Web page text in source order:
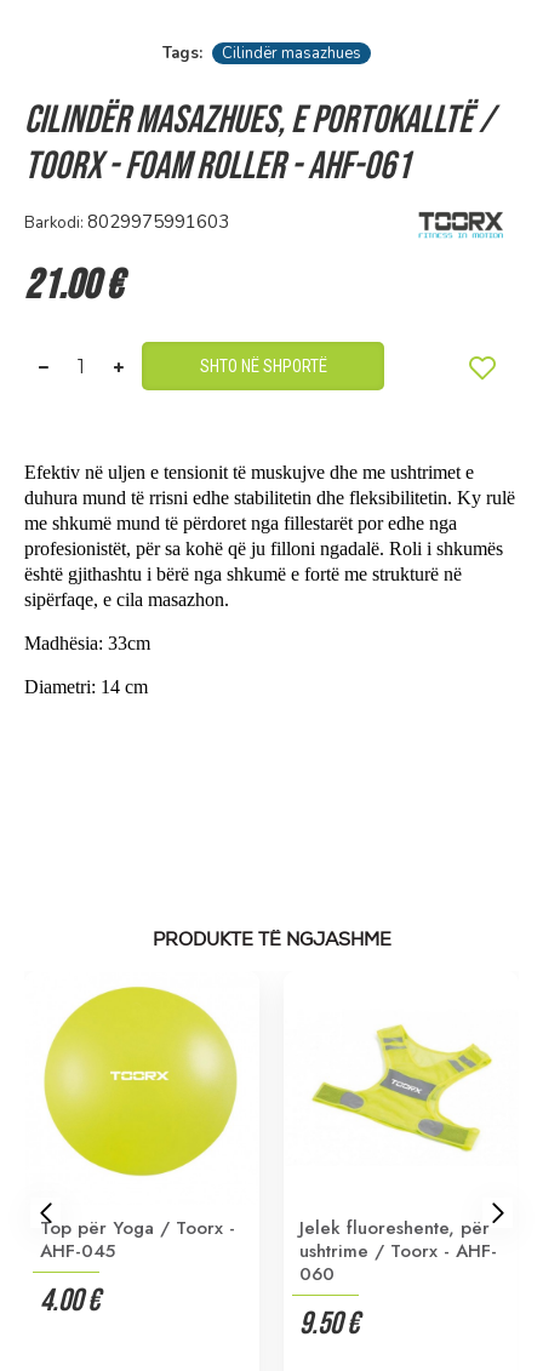
Tags: Cilindër masazhues
Cilindër masazhues, e portokalltë /
Toorx - Foam roller - AHF-061
Barkodi: 8029975991603
21.00 €
SHTO NË SHPORTË
Efektiv në uljen e tensionit të muskujve dhe me ushtrimet e
duhura mund të rrisni edhe stabilitetin dhe fleksibilitetin. Ky rulë
me shkumë mund të përdoret nga fillestarët por edhe nga
profesionistët, për sa kohë që ju filloni ngadalë. Roli i shkumës
është gjithashtu i bërë nga shkumë e fortë me strukturë në
sipërfaqe, e cila masazhon.
Madhësia: 33cm
Diametri: 14 cm
PRODUKTE TË NGJASHME
Top për Yoga / Toorx -
AHF-045
4.00 €
Jelek fluoreshente, për
ushtrime / Toorx - AHF-
060
9.50 €